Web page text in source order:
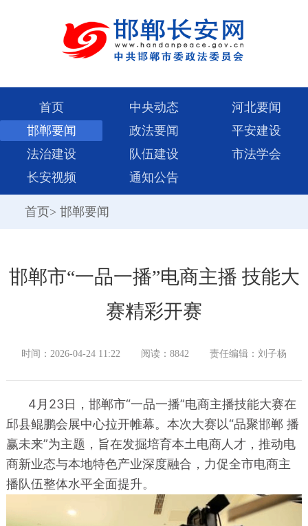
首页 中央动态
河北要闻
邯郸要闻
政法要闻
平安建设
法治建设
队伍建设
市法学会
长安视频
通知公告
首页> 邯郸要闻
邯郸市“一品一播”电商主播 技能大
赛精彩开赛
时间：2026-04-24 11:22 阅读：8842 责任编辑：刘子杨
4月23日，邯郸市“一品一播”电商主播技能大赛在
邱县鲲鹏会展中心拉开帷幕。本次大赛以“品聚邯郸 播
赢未来”为主题，旨在发掘培育本土电商人才，推动电
商新业态与本地特色产业深度融合，力促全市电商主
播队伍整体水平全面提升。